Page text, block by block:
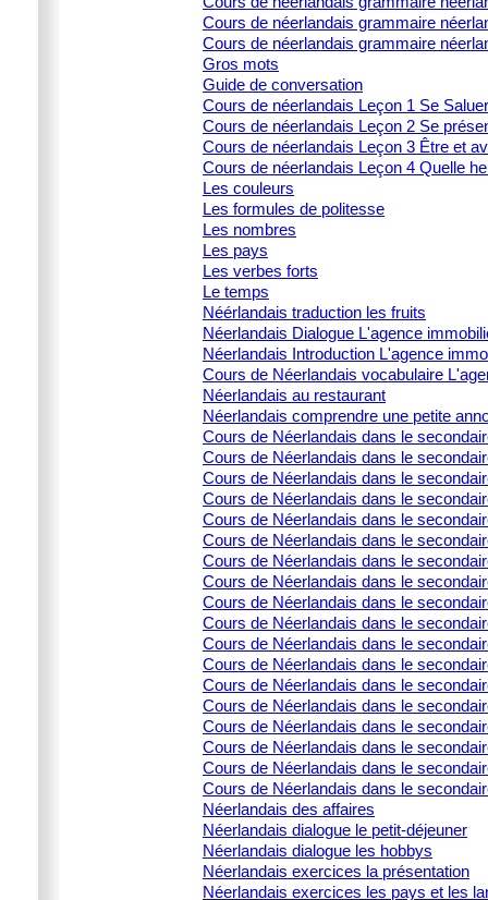
Cours de néerlandais grammaire
Cours de néerlandais grammaire
Gros mots
Guide de conversation
Cours de néerlandais Leçon 1 Se Saluer
Cours de néerlandais Leçon 2 Se
Cours de néerlandais Leçon 3 Être et
Cours de néerlandais Leçon 4 Quelle
Les couleurs
Les formules de politesse
Les nombres
Les pays
Les verbes forts
Le temps
Néérlandais traduction les fruits
Néerlandais Dialogue L'agence
Néerlandais Introduction L'agence
Cours de Néerlandais vocabulaire
Néerlandais au restaurant
Néerlandais comprendre une petite
Cours de Néerlandais dans le
Cours de Néerlandais dans le
Cours de Néerlandais dans le
Cours de Néerlandais dans le
Cours de Néerlandais dans le
Cours de Néerlandais dans le
Cours de Néerlandais dans le
Cours de Néerlandais dans le
Cours de Néerlandais dans le
Cours de Néerlandais dans le
Cours de Néerlandais dans le
Cours de Néerlandais dans le
Cours de Néerlandais dans le
Cours de Néerlandais dans le
Cours de Néerlandais dans le
Cours de Néerlandais dans le
Cours de Néerlandais dans le
Cours de Néerlandais dans le
Néerlandais des affaires
Néerlandais dialogue le petit-déjeuner
Néerlandais dialogue les hobbys
Néerlandais exercices la présentation
Néerlandais exercices les pays et les